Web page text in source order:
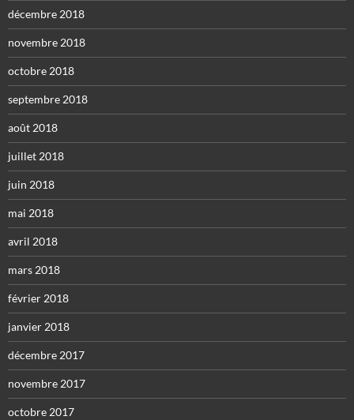
décembre 2018
novembre 2018
octobre 2018
septembre 2018
août 2018
juillet 2018
juin 2018
mai 2018
avril 2018
mars 2018
février 2018
janvier 2018
décembre 2017
novembre 2017
octobre 2017